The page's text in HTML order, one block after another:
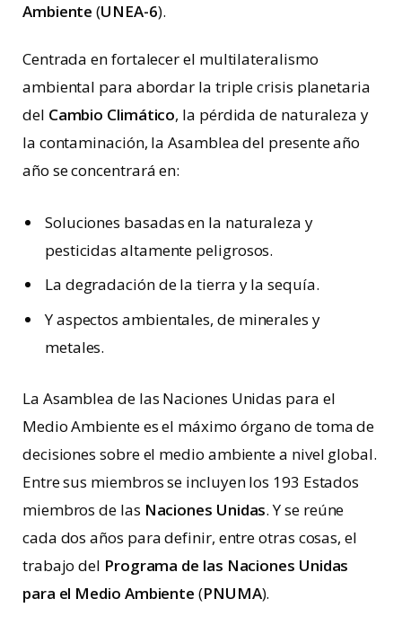
Ambiente (UNEA-6).
Centrada en fortalecer el multilateralismo
ambiental para abordar la triple crisis planetaria
del Cambio Climático, la pérdida de naturaleza y
la contaminación, la Asamblea del presente año
año se concentrará en:
Soluciones basadas en la naturaleza y
pesticidas altamente peligrosos.
La degradación de la tierra y la sequía.
Y aspectos ambientales, de minerales y
metales.
La Asamblea de las Naciones Unidas para el
Medio Ambiente es el máximo órgano de toma de
decisiones sobre el medio ambiente a nivel global.
Entre sus miembros se incluyen los 193 Estados
miembros de las Naciones Unidas. Y se reúne
cada dos años para definir, entre otras cosas, el
trabajo del Programa de las Naciones Unidas
para el Medio Ambiente (PNUMA).